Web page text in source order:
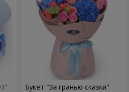
Букет "За гранью сказки"